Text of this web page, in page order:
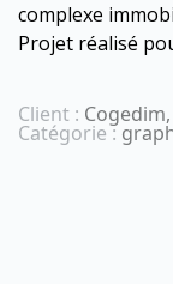
complexe
Projet réalisé
Client :
Catégorie :